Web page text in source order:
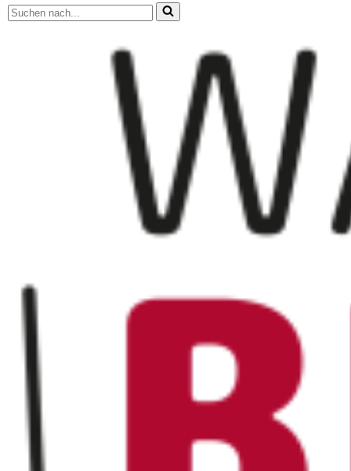
Suchen
nach …